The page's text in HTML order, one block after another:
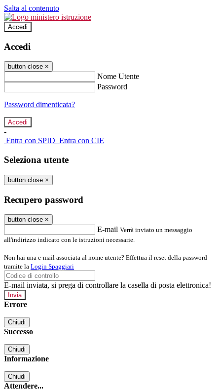
Salta al contenuto
Accedi
Accedi
button close ×
Nome Utente
Password
Password dimenticata?
-
Entra con SPID Entra con CIE
Seleziona utente
button close ×
Recupero password
button close ×
E-mail Verrà inviato un messaggio
all'indirizzo indicato con le istruzioni necessarie.
Non hai una e-mail associata al nome utente? Effettua il reset della password
tramite la Login Spaggiari
E-mail inviata, si prega di controllare la casella di posta elettronica!
Errore
Chiudi
Successo
Chiudi
Informazione
Chiudi
Attendere...